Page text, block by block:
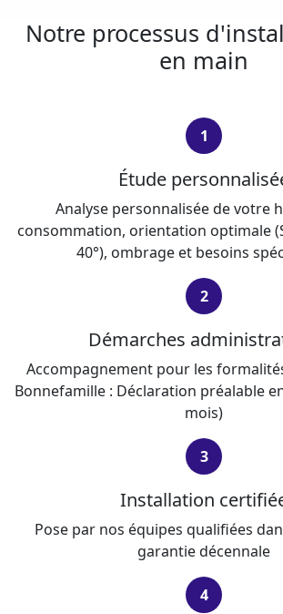
Notre processus
en main
1
Étude
Analyse personnalisée de votre
consommation, orientation optimale
40°), ombrage et besoins
2
Démarches
Accompagnement pour les
Bonnefamille : Déclaration préalable
mois)
3
Installation
Pose par nos équipes qualifiées
garantie décennale
4